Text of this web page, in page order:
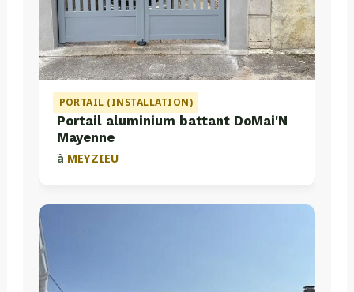
PORTAIL (INSTALLATION)
Portail aluminium battant DoMai'N
Mayenne
à MEYZIEU